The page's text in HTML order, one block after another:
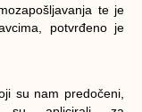
te je
potvrđeno je
su nam predočeni,